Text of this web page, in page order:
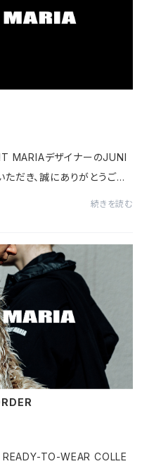
MARIAデザイナーのJUNI
ただき、誠にありがとうござ
続きを読む
TO-WEAR COLLE